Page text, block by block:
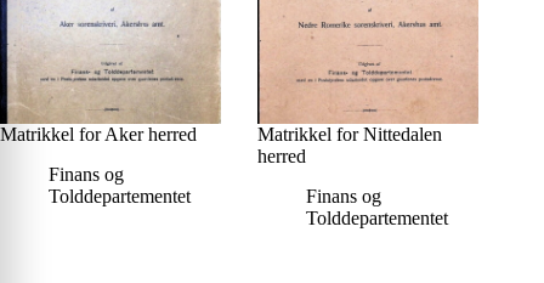
Matrikkel for Aker herred
Finans og
Tolddepartementet
Matrikkel for Nittedalen
herred
Finans og
Tolddepartementet